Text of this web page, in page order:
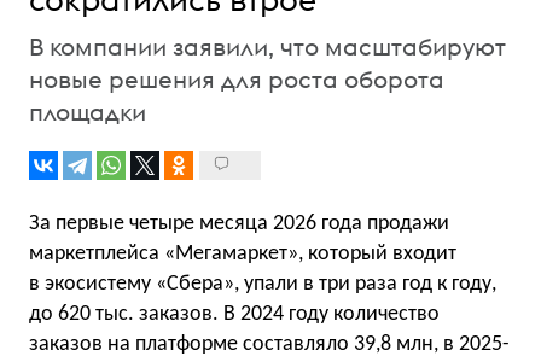
В компании заявили, что масштабируют
новые решения для роста оборота
площадки
За первые четыре месяца 2026 года продажи
маркетплейса «Мегамаркет», который входит
в экосистему «Сбера», упали в три раза год к году,
до 620 тыс. заказов. В 2024 году количество
заказов на платформе составляло 39,8 млн, в 2025-